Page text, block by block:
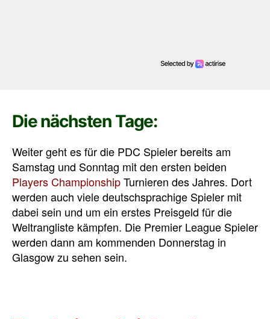
Die nächsten Tage:
Weiter geht es für die PDC Spieler bereits am
Samstag und Sonntag mit den ersten beiden
Players ChampionshipTurnieren des Jahres. Dort
werden auch viele deutschsprachige Spieler mit
dabei sein und um ein erstes Preisgeld für die
Weltrangliste kämpfen. Die Premier League Spieler
werden dann am kommenden Donnerstag in
Glasgow zu sehen sein.